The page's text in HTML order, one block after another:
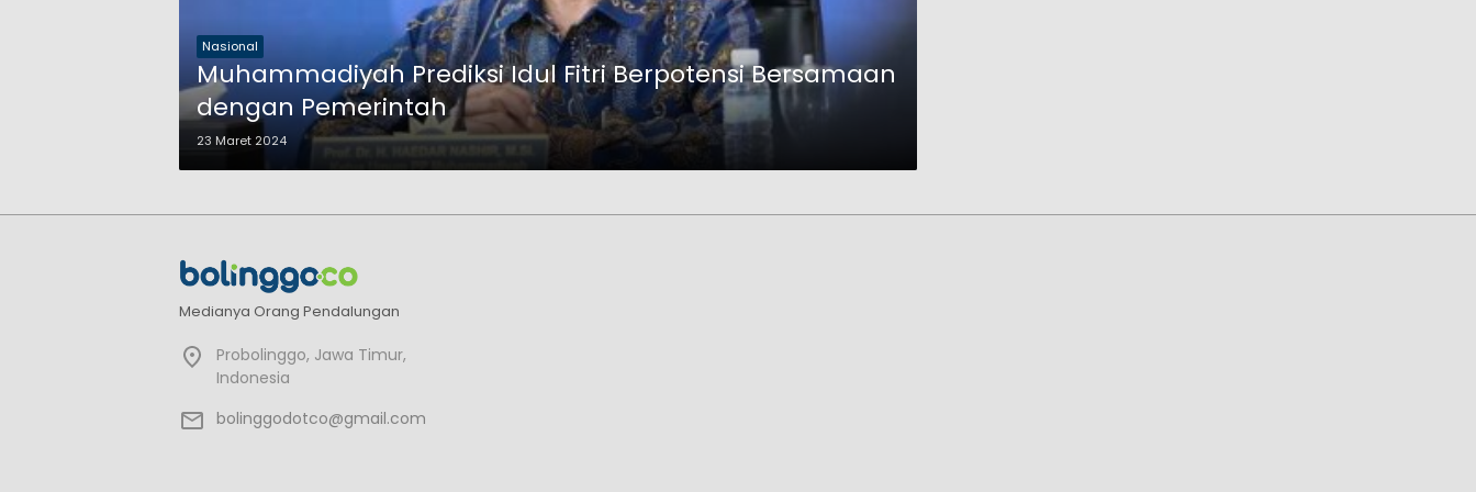
Nasional
Muhammadiyah Prediksi Idul Fitri Berpotensi Bersamaan
dengan Pemerintah
23 Maret 2024
Medianya Orang Pendalungan
Probolinggo, Jawa Timur,
Indonesia
bolinggodotco@gmail.com